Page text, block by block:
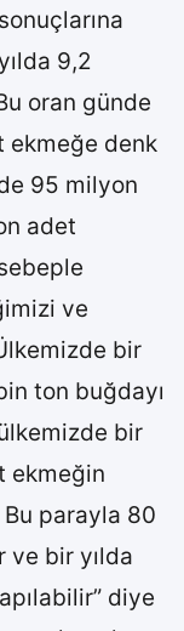
9,2
oran günde
ekmeğe denk
95 milyon
adet
ve
bir
ton buğdayı
bir
ekmeğin
Bu parayla 80
ve bir yılda
diye